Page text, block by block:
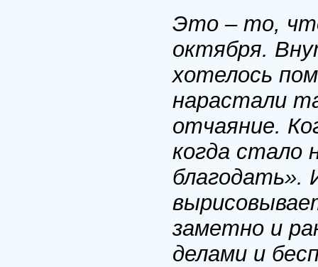
Это – то,
октября.
хотелось
нарастали
отчаяние.
когда стало
благодать».
заметно и
делами и